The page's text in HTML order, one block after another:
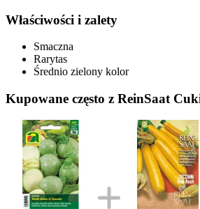
Właściwości i zalety
Smaczna
Rarytas
Średnio zielony kolor
Kupowane często z ReinSaat